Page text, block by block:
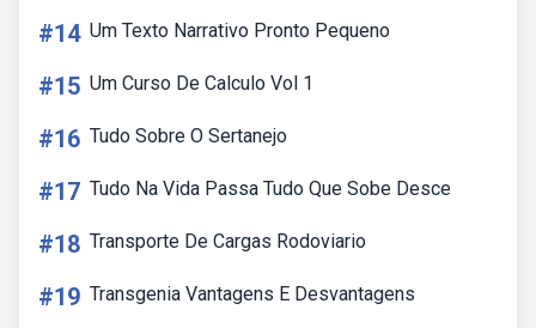
#14 Um Texto Narrativo Pronto Pequeno
#15 Um Curso De Calculo Vol 1
#16 Tudo Sobre O Sertanejo
#17 Tudo Na Vida Passa Tudo Que Sobe Desce
#18 Transporte De Cargas Rodoviario
#19 Transgenia Vantagens E Desvantagens